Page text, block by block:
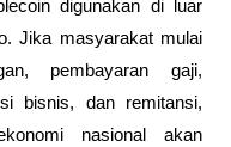
digunakan di luar
Jika masyarakat mulai
pembayaran gaji,
bisnis, dan remitansi,
nasional akan